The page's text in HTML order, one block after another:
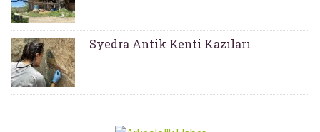
Syedra Antik Kenti Kazıları